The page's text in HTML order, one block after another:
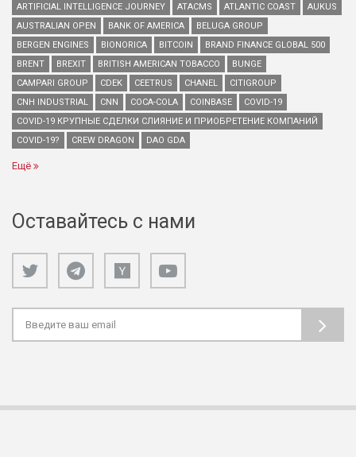
ARTIFICIAL INTELLIGENCE JOURNEY
ATACMS ATLANTIC COAST
AUKUS
AUSTRALIAN OPEN
BANK OF AMERICA
BELUGA GROUP
BERGEN ENGINES
BIONORICA BITCOIN
BRAND FINANCE GLOBAL 500
BRENT
BREXIT BRITISH AMERICAN TOBACCO
BUNGE
CAMPARI GROUP
CDEK CEETRUS CHANEL
CITIGROUP
CNH INDUSTRIAL
CNN COCA-COLA COINBASE
COVID-19
COVID-19 КРУПНЫЕ СДЕЛКИ СЛИЯНИЕ И ПРИОБРЕТЕНИЕ КОМПАНИЙ
COVID-19?
CREW DRAGON DAO GDA
Ещё
Оставайтесь с нами